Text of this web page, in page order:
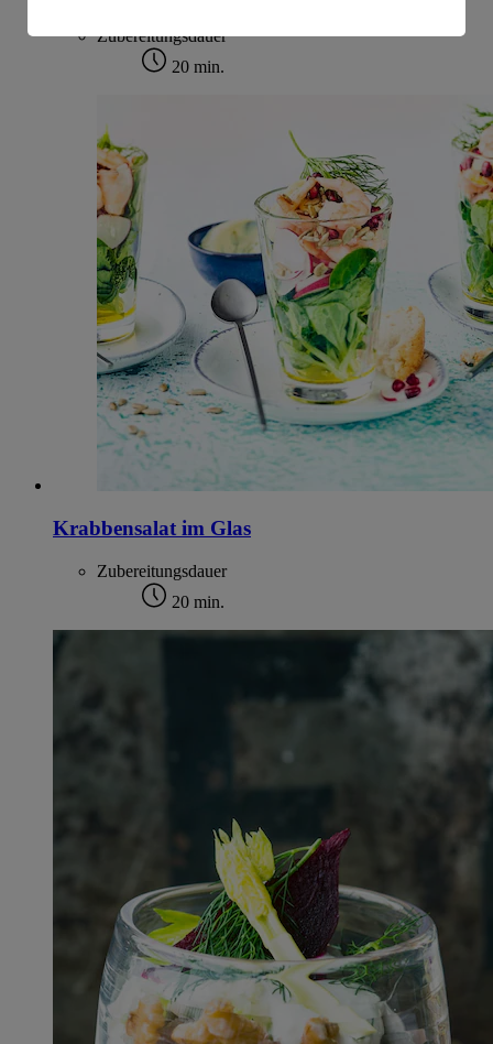
Zubereitungsdauer
20 min.
Krabbensalat im Glas
Zubereitungsdauer
20 min.
Informationen zum Herausgeber der Seite findest du
Impressum